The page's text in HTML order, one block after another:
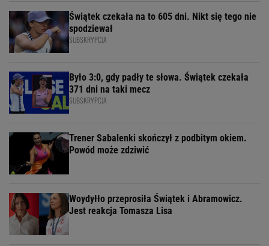
Świątek czekała na to 605 dni. Nikt się tego nie
spodziewał
SUBSKRYPCJA
Było 3:0, gdy padły te słowa. Świątek czekała
371 dni na taki mecz
SUBSKRYPCJA
Trener Sabalenki skończył z podbitym okiem.
Powód może zdziwić
Woydyłło przeprosiła Świątek i Abramowicz.
Jest reakcja Tomasza Lisa